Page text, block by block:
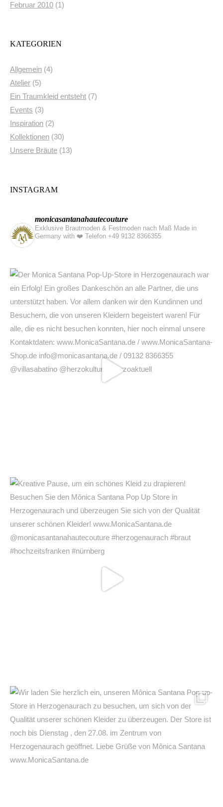
Februar 2010 (1)
KATEGORIEN
Allgemein (4)
Atelier (5)
Ein Traumkleid entsteht (7)
Events (3)
Inspiration (2)
Kollektionen (30)
Unsere Bräute (13)
INSTAGRAM
monicasantanahautecouture
Exklusive Brautmoden & Festmoden nach Maß Made in
Germany with ❤️ Telefon +49 9132 8366355